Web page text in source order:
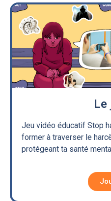
Le
Jeu vidéo éducatif Stop
former à traverser le
protégeant ta santé